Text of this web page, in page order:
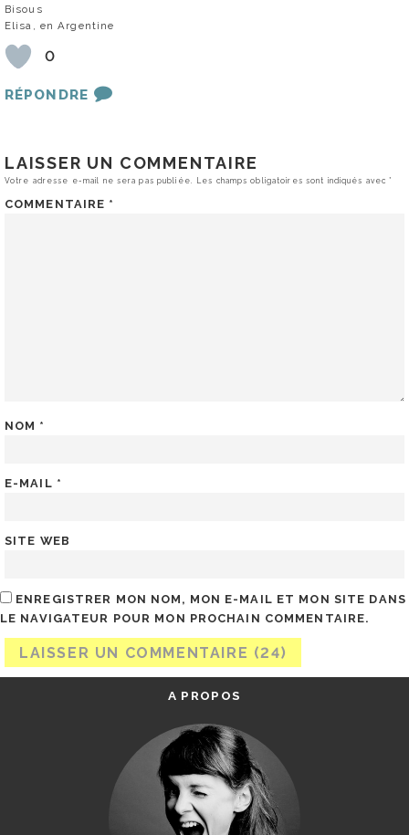
Bisous
Elisa, en Argentine
0
RÉPONDRE
LAISSER UN COMMENTAIRE
Votre adresse e-mail ne sera pas publiée. Les champs obligatoires sont indiqués avec*
COMMENTAIRE *
NOM *
E-MAIL *
SITE WEB
ENREGISTRER MON NOM, MON E-MAIL ET MON SITE DANS
LE NAVIGATEUR POUR MON PROCHAIN COMMENTAIRE.
A PROPOS